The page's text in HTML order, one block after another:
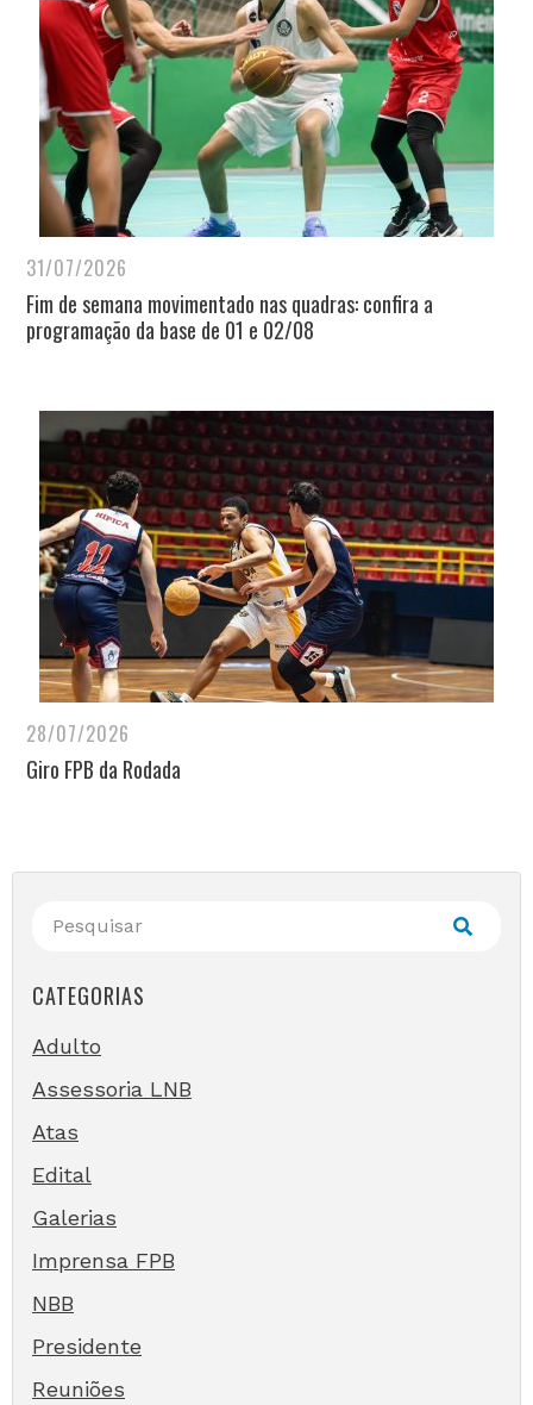
31/07/2026
Fim de semana movimentado nas quadras: confira a
programação da base de 01 e 02/08
28/07/2026
Giro FPB da Rodada
CATEGORIAS
Adulto
Assessoria LNB
Atas
Edital
Galerias
Imprensa FPB
NBB
Presidente
Reuniões